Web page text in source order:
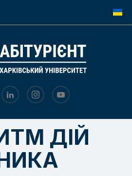
до
основної
навігації
до
основного
вмісту
ДІЙ